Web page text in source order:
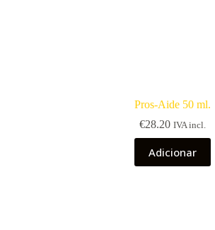
Pros-Aide 50 ml.
€28.20 IVA incl.
Adicionar